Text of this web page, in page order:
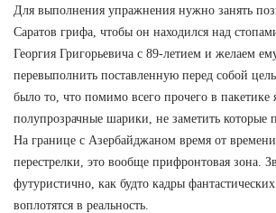
Для выполнения упражнения нужно занять
Саратов грифа, чтобы он находился над
Георгия Григорьевича с 89-летием и желаем
перевыполнить поставленную перед собой
было то, что помимо всего прочего в пакетике
полупрозрачные шарики, не заметить которые
На границе с Азербайджаном время от
перестрелки, это вообще прифронтовая зона.
футуристично, как будто кадры
воплотятся в реальность.